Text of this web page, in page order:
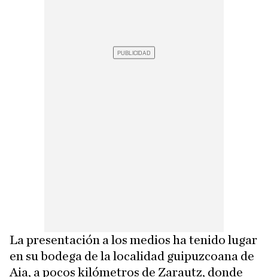
La presentación a los medios ha tenido lugar
en su bodega de la localidad guipuzcoana de
Aia, a pocos kilómetros de Zarautz, donde